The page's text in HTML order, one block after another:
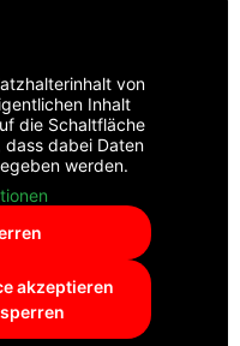
von
Inhalt
die Schaltfläche
dass dabei Daten
werden.
akzeptieren